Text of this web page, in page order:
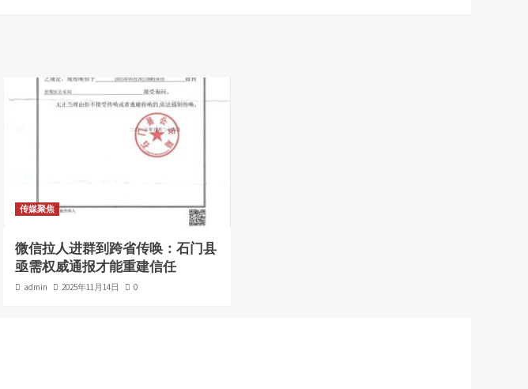
传媒聚焦
微信拉人进群到跨省传唤：石门县
亟需权威通报才能重建信任
admin 2025年11月14日 0